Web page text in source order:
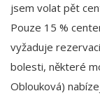
jsem volat pět
Pouze 15 %
vyžaduje
bolesti, některé
Oblouková)